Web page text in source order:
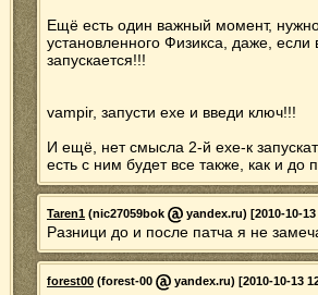
Ещё есть один важный момент,
установленного Физикса, даже,
запускается!!!
vampir, запусти ехе и введи ключ!!!
И ещё, нет смысла 2-й ехе-к
есть с ним будет все также, как и до
Taren1 (nic27059bok yandex.ru) [2010-10-13
Разници до и после патча я не
forest00 (forest-00 yandex.ru) [2010-10-13